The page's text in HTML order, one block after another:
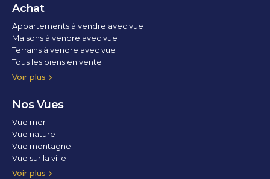
Achat
Voir plus
Appartements à vendre avec vue
Maisons à vendre avec vue
Terrains à vendre avec vue
Tous les biens en vente
Nos Vues
Voir plus
Vue mer
Vue nature
Vue montagne
Vue sur la ville
Vue parc
Vue fleuve
Vue lac
Vue marina / port